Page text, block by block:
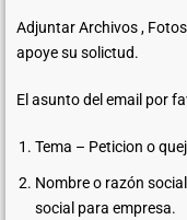
Adjuntar Archivos ,
apoye su solictud.
El asunto del email por
Tema – Peticion o
Nombre o razón
social para empresa.